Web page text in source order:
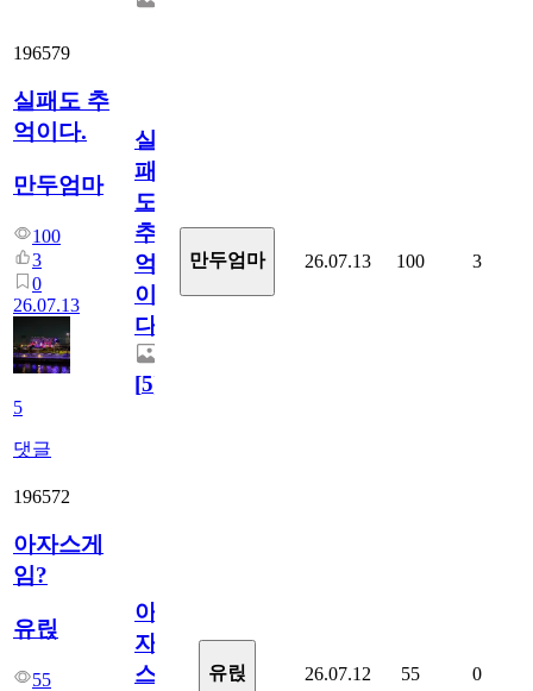
196579
실패도 추
억이다.
만두엄마
100
3
0
26.07.13
5
댓글
실
패
도
추
억
이
다.
[5]
만두엄마 26.07.13 100 3
196572
아자스게
임?
유릱
55
아
자
스
유릱 26.07.12 55 0